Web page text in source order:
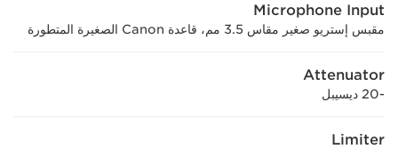
Microphone Input
مقبس إستريو صغير مقاس 3.5 مم، قاعدة Canon الصغيرة المتطورة
Attenuator
-20 ديسيبل
Limiter